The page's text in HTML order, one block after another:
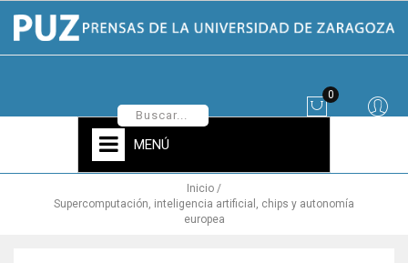
0
MENÚ
Inicio
Supercomputación, inteligencia artificial, chips y autonomía
europea